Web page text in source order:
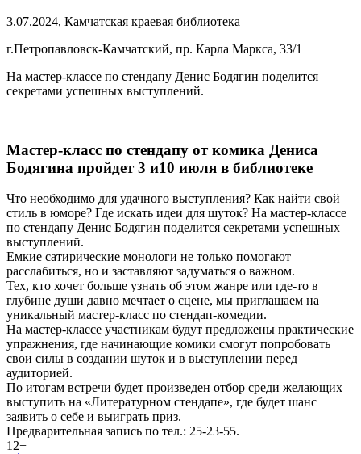
3.07.2024, Камчатская краевая библиотека
г.Петропавловск-Камчатский, пр. Карла Маркса, 33/1
На мастер-классе по стендапу Денис Бодягин поделится
секретами успешных выступлений.
Мастер-класс по стендапу от комика Дениса
Бодягина пройдет 3 и10 июля в библиотеке
Что необходимо для удачного выступления? Как найти свой
стиль в юморе? Где искать идеи для шуток? На мастер-классе
по стендапу Денис Бодягин поделится секретами успешных
выступлений.
Емкие сатирические монологи не только помогают
расслабиться, но и заставляют задуматься о важном.
Тех, кто хочет больше узнать об этом жанре или где-то в
глубине души давно мечтает о сцене, мы приглашаем на
уникальный мастер-класс по стендап-комедии.
На мастер-классе участникам будут предложены практические
упражнения, где начинающие комики смогут попробовать
свои силы в создании шуток и в выступлении перед
аудиторией.
По итогам встречи будет произведен отбор среди желающих
выступить на «Литературном стендапе», где будет шанс
заявить о себе и выиграть приз.
Предварительная запись по тел.: 25-23-55.
12+